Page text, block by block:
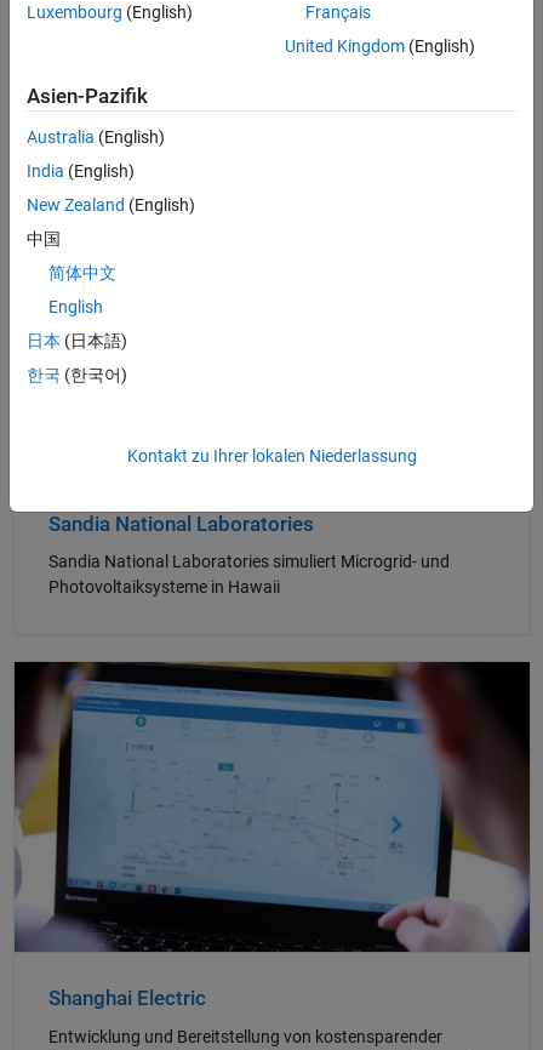
Netzlösungen von Siemens Energy(4:03)
Transformation des Stromnetzes: Wie Siemens Energy das
Energie-Trilemma meistert
Navigation im Panel
Sandia National Laboratories
Sandia National Laboratories simuliert Microgrid- und
Photovoltaiksysteme in Hawaii
Navigation im Panel
Shanghai Electric
Entwicklung und Bereitstellung von kostensparender
Luxembourg (English)
Français
United Kingdom(English)
Asien-Pazifik
Australia (English)
India (English)
New Zealand (English)
中国
简体中文
English
日本 (日本語)
한국 (한국어)
Kontakt zu Ihrer lokalen Niederlassung